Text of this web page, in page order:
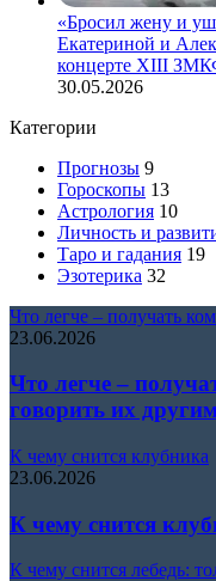
«Бросил жену и
Екатериной и
концерте XIII
30.05.2026
Категории
Прогнозы 9
Гороскопы 13
Астрология 10
Личность и
Таро и гадания 19
Эзотерика 32
Что легче – получать
23.06.2026
Что легче –
говорить их
К чему снится клубника
23.06.2026
К чему снится
К чему снится лебедь: